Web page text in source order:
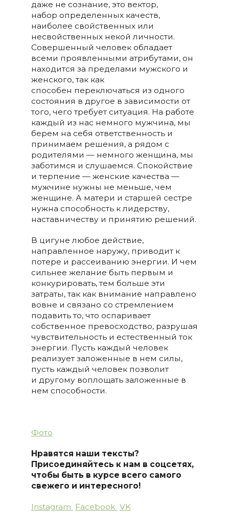
даже не сознание, это вектор,
набор определенных качеств,
наиболее свойственных или
несвойственных некой личности.
Совершенный человек обладает
всеми проявленными атрибутами, он
находится за пределами мужского и
женского, так как
способен переключаться из одного
состояния в другое в зависимости от
того, чего требует ситуация. На работе
каждый из нас немного мужчина, мы
берем на себя ответственность и
принимаем решения, а рядом с
родителями — немного женщина, мы
заботимся и слушаемся. Спокойствие
и терпение — женские качества —
мужчине нужны не меньше, чем
женщине. А матери и старшей сестре
нужна способность к лидерству,
наставничеству и принятию решений.
В цигуне любое действие,
направленное наружу, приводит к
потере и рассеиванию энергии. И чем
сильнее желание быть первым и
конкурировать, тем больше эти
затраты, так как внимание направлено
вовне и связано со стремлением
подавить то, что оспаривает
собственное превосходство, разрушая
чувствительность и естественный ток
энергии. Пусть каждый человек
реализует заложенные в нем силы,
пусть каждый человек позволит
и другому воплощать заложенные в
нем способности.
Фото
Нравятся наши тексты?
Присоединяйтесь к нам в соцсетях,
чтобы быть в курсе всего самого
свежего и интересного!
Instagram Facebook VK